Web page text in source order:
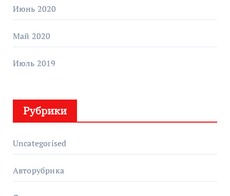
Июнь 2020
Май 2020
Июль 2019
Рубрики
Uncategorised
Авторубрика